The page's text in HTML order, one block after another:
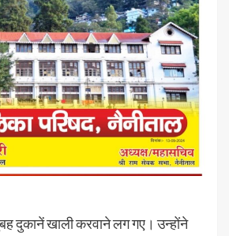
दुकानें खाली करवाने लग गए। उन्होंने